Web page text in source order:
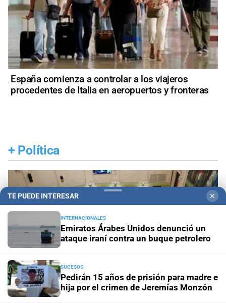
España comienza a controlar a los viajeros
procedentes de Italia en aeropuertos y fronteras
+ Política
TE PUEDE INTERESAR ✕
INTERNACIONALES
Emiratos Árabes Unidos denunció un
ataque iraní contra un buque petrolero
SUCESOS
Pedirán 15 años de prisión para madre e
hija por el crimen de Jeremías Monzón